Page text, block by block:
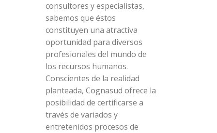
consultores y especialistas,
sabemos que éstos
constituyen una atractiva
oportunidad para diversos
profesionales del mundo de
los recursos humanos.
Conscientes de la realidad
planteada, Cognasud ofrece la
posibilidad de certificarse a
través de variados y
entretenidos procesos de